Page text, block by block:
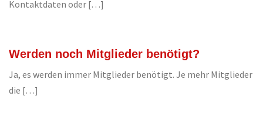
Kontaktdaten oder […]
Werden noch Mitglieder benötigt?
Ja, es werden immer Mitglieder benötigt. Je mehr Mitglieder
die […]